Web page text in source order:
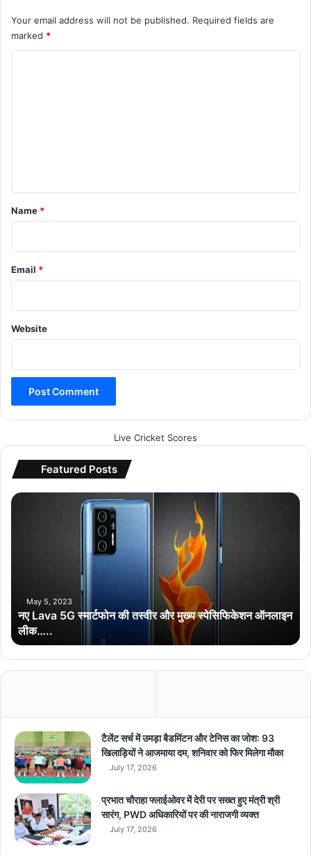
Your email address will not be published. Required fields are
marked *
*
Name *
Email *
Website
Live Cricket Scores
Featured Posts
न
स्मा
फो
न
र
औ
र
मु
ख्य
सि
फि
के
May 5, 2023
नए Lava 5G स्मार्टफोन की तस्वीर और मुख्य स्पेसिफिकेशन ऑनलाइन
लीक…..
टैलेंट सर्च में उमड़ा बैडमिंटन और टेनिस का जोश: 93
खिलाड़ियों ने आजमाया दम, शनिवार को फिर मिलेगा मौका
July 17, 2026
प्रभात चौराहा फ्लाईओवर में देरी पर सख्त हुए मंत्री श्री
सारंग, PWD अधिकारियों पर की नाराजगी व्यक्त
July 17, 2026